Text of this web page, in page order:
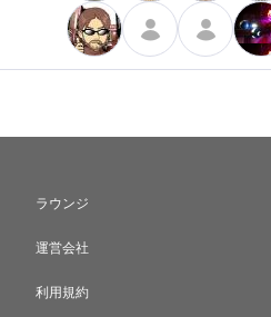
ラウンジ
運営会社
利用規約